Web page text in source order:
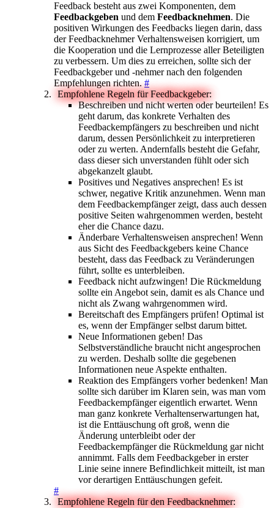
Feedback besteht aus zwei Komponenten, dem
Feedbackgeben und dem Feedbacknehmen. Die
positiven Wirkungen des Feedbacks liegen darin, dass
der Feedbacknehmer Verhaltensweisen korrigiert, um
die Kooperation und die Lernprozesse aller Beteiligten
zu verbessern. Um dies zu erreichen, sollte sich der
Feedbackgeber und -nehmer nach den folgenden
Empfehlungen richten.#
Empfohlene Regeln für Feedbackgeber:
Beschreiben und nicht werten oder beurteilen! Es
geht darum, das konkrete Verhalten des
Feedbackempfängers zu beschreiben und nicht
darum, dessen Persönlichkeit zu interpretieren
oder zu werten. Andernfalls besteht die Gefahr,
dass dieser sich unverstanden fühlt oder sich
abgekanzelt glaubt.
Positives und Negatives ansprechen! Es ist
schwer, negative Kritik anzunehmen. Wenn man
dem Feedbackempfänger zeigt, dass auch dessen
positive Seiten wahrgenommen werden, besteht
eher die Chance dazu.
Änderbare Verhaltensweisen ansprechen! Wenn
aus Sicht des Feedbackgebers keine Chance
besteht, dass das Feedback zu Veränderungen
führt, sollte es unterbleiben.
Feedback nicht aufzwingen! Die Rückmeldung
sollte ein Angebot sein, damit es als Chance und
nicht als Zwang wahrgenommen wird.
Bereitschaft des Empfängers prüfen! Optimal ist
es, wenn der Empfänger selbst darum bittet.
Neue Informationen geben! Das
Selbstverständliche braucht nicht angesprochen
zu werden. Deshalb sollte die gegebenen
Informationen neue Aspekte enthalten.
Reaktion des Empfängers vorher bedenken! Man
sollte sich darüber im Klaren sein, was man vom
Feedbackempfänger eigentlich erwartet. Wenn
man ganz konkrete Verhaltenserwartungen hat,
ist die Enttäuschung oft groß, wenn die
Änderung unterbleibt oder der
Feedbackempfänger die Rückmeldung gar nicht
annimmt. Falls dem Feedbackgeber in erster
Linie seine innere Befindlichkeit mitteilt, ist man
vor derartigen Enttäuschungen gefeit.
#
Empfohlene Regeln für den Feedbacknehmer: